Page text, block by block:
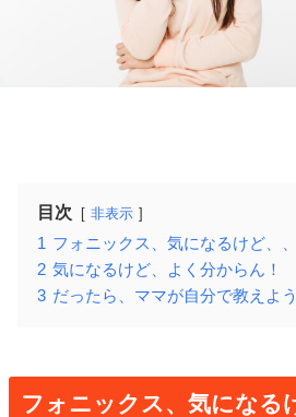
目次 非表示
1 フォニックス、気になるけど、、
2 気になるけど、よく分からん！
3 だったら、ママが自分で教えよう
フォニックス、気になる